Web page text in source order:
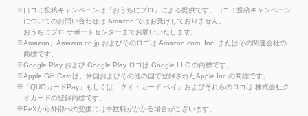
※口コミ投稿キャンペーンは「おうちにプロ」による提供です。口コミ投稿キャンペーン
についてのお問い合わせは Amazon ではお受けしておりません。
おうちにプロ サポートセンターまでお願いいたします。
※Amazon、Amazon.co.jp およびそのロゴは Amazon.com, Inc. またはその関連会社の
商標です。
※Google Play および Google Play ロゴは Google LLC の商標です。
※Apple Gift Cardは、米国およびその他の国で登録されたApple Inc.の商標です。
※「QUOカードPay」もしくは「クオ・カード ペイ」およびそれらのロゴは 株式会社ク
オカードの登録商標です。
※PeXから外部への交換には手数料がかかる場合がございます。